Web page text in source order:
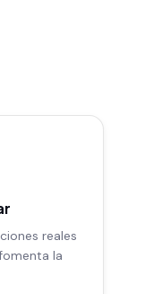
reales
la